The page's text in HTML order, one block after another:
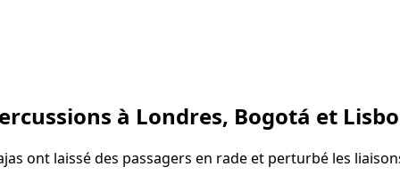
à Londres, Bogotá et
ont laissé des passagers en rade et perturbé les